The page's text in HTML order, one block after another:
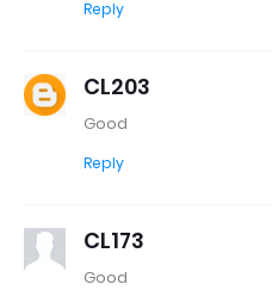
Reply
CL203
Good
Reply
CL173
Good